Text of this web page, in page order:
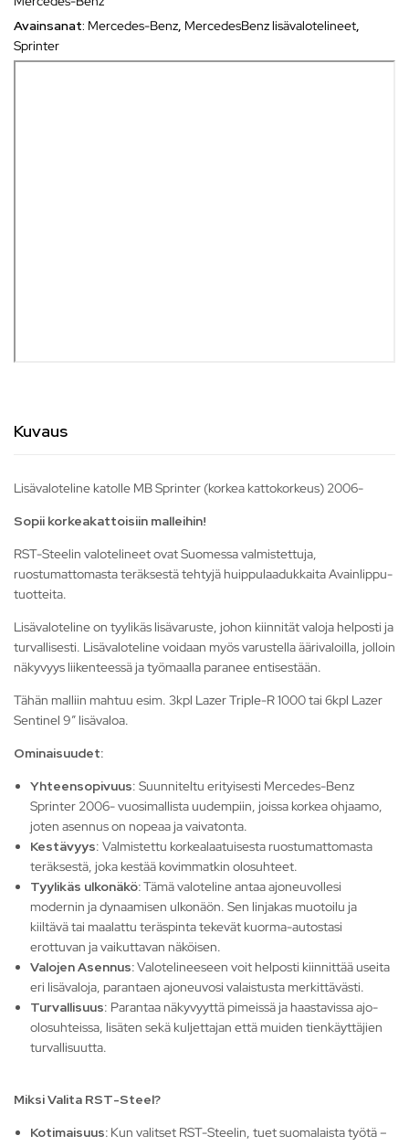
Avainsanat: Mercedes-Benz, MercedesBenz lisävalotelineet,
Sprinter
Kuvaus
Lisävaloteline katolle MB Sprinter (korkea kattokorkeus) 2006-
Sopii korkeakattoisiin malleihin!
RST-Steelin valotelineet ovat Suomessa valmistettuja,
ruostumattomasta teräksestä tehtyjä huippulaadukkaita Avainlippu-
tuotteita.
Lisävaloteline on tyylikäs lisävaruste, johon kiinnität valoja helposti ja
turvallisesti. Lisävaloteline voidaan myös varustella äärivaloilla, jolloin
näkyvyys liikenteessä ja työmaalla paranee entisestään.
Tähän malliin mahtuu esim. 3kpl Lazer Triple-R 1000 tai 6kpl Lazer
Sentinel 9″ lisävaloa.
Ominaisuudet:
Yhteensopivuus: Suunniteltu erityisesti Mercedes-Benz
Sprinter 2006- vuosimallista uudempiin, joissa korkea ohjaamo,
joten asennus on nopeaa ja vaivatonta.
Kestävyys: Valmistettu korkealaatuisesta ruostumattomasta
teräksestä, joka kestää kovimmatkin olosuhteet.
Tyylikäs ulkonäkö:Tämä valoteline antaa ajoneuvollesi
modernin ja dynaamisen ulkonäön. Sen linjakas muotoilu ja
kiiltävä tai maalattu teräspinta tekevät kuorma-autostasi
erottuvan ja vaikuttavan näköisen.
Valojen Asennus:Valotelineeseen voit helposti kiinnittää useita
eri lisävaloja, parantaen ajoneuvosi valaistusta merkittävästi.
Turvallisuus: Parantaa näkyvyyttä pimeissä ja haastavissa ajo-
olosuhteissa, lisäten sekä kuljettajan että muiden tienkäyttäjien
turvallisuutta.
Miksi Valita RST-Steel?
Kotimaisuus: Kun valitset RST-Steelin, tuet suomalaista työtä –